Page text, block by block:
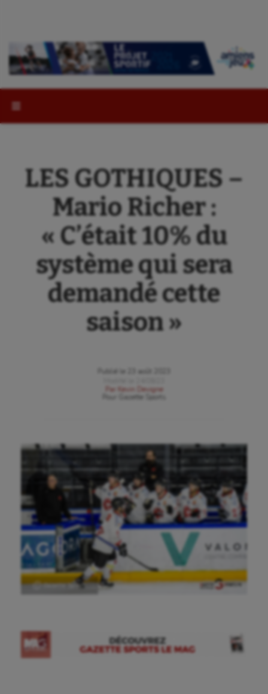
LES GOTHIQUES –
Mario Richer :
« C’était 10% du
système qui sera
demandé cette
saison »
Publié le
23 août 2023
Par
Kevin Devigne
Gazette Sports
Ⓒ Gazette Sports